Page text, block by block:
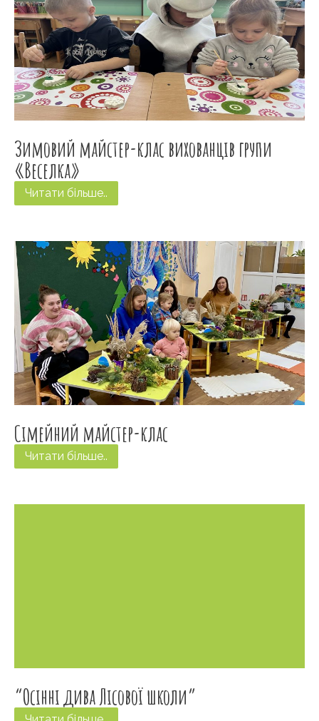
Зимовий майстер-клас вихованців групи
«Веселка»
Читати більше..
Сімейний майстер-клас
Читати більше..
“Осінні дива Лісової школи”